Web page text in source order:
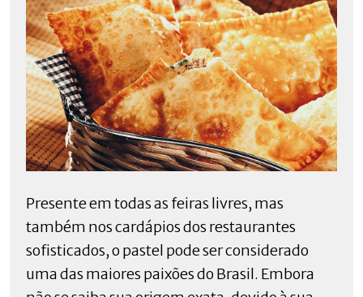
Presente em todas as feiras livres, mas
também nos cardápios dos restaurantes
sofisticados, o pastel pode ser considerado
uma das maiores paixões do Brasil. Embora